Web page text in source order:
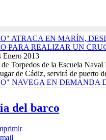
ATRACA EN MARÍN,
PARA REALIZAR UN
Enero 2013
Torpedos de la Escuela
de Cádiz, servirá de puerto
NAVEGA EN DEMANDA
de la Armada Española,
de la Asociación. Jornadas
Enero 2012
del barco